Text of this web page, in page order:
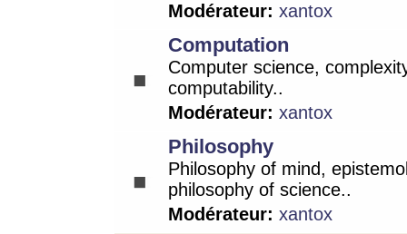
Modérateur: xantox
Computation
Computer science,
computability..
Modérateur: xantox
Philosophy
Philosophy of mind,
philosophy of science..
Modérateur: xantox